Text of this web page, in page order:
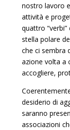
nostro lavoro
attività e
quattro
stella polare
che ci sembra
azione volta a
accogliere,
desiderio di
saranno
associazioni